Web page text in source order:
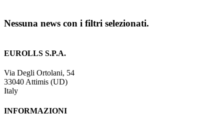
Nessuna news con i filtri selezionati.
EUROLLS S.P.A.
Via Degli Ortolani, 54
33040 Attimis (UD)
Italy
INFORMAZIONI